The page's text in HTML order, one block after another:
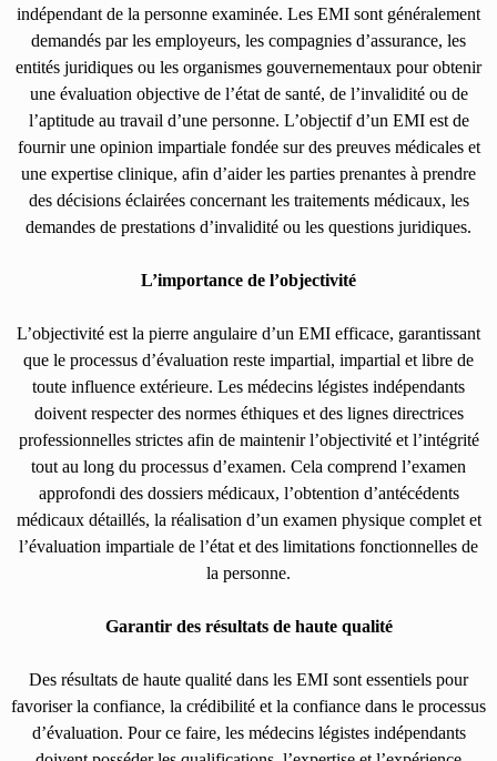
indépendant de la personne examinée. Les EMI sont généralement
demandés par les employeurs, les compagnies d’assurance, les
entités juridiques ou les organismes gouvernementaux pour obtenir
une évaluation objective de l’état de santé, de l’invalidité ou de
l’aptitude au travail d’une personne. L’objectif d’un EMI est de
fournir une opinion impartiale fondée sur des preuves médicales et
une expertise clinique, afin d’aider les parties prenantes à prendre
des décisions éclairées concernant les traitements médicaux, les
demandes de prestations d’invalidité ou les questions juridiques.
L’importance de l’objectivité
L’objectivité est la pierre angulaire d’un EMI efficace, garantissant
que le processus d’évaluation reste impartial, impartial et libre de
toute influence extérieure. Les médecins légistes indépendants
doivent respecter des normes éthiques et des lignes directrices
professionnelles strictes afin de maintenir l’objectivité et l’intégrité
tout au long du processus d’examen. Cela comprend l’examen
approfondi des dossiers médicaux, l’obtention d’antécédents
médicaux détaillés, la réalisation d’un examen physique complet et
l’évaluation impartiale de l’état et des limitations fonctionnelles de
la personne.
Garantir des résultats de haute qualité
Des résultats de haute qualité dans les EMI sont essentiels pour
favoriser la confiance, la crédibilité et la confiance dans le processus
d’évaluation. Pour ce faire, les médecins légistes indépendants